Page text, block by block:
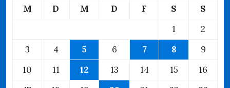
M D M D F S
S
1
2
3
4 5 6 7 8
9
10
11 12 13 14 15
16